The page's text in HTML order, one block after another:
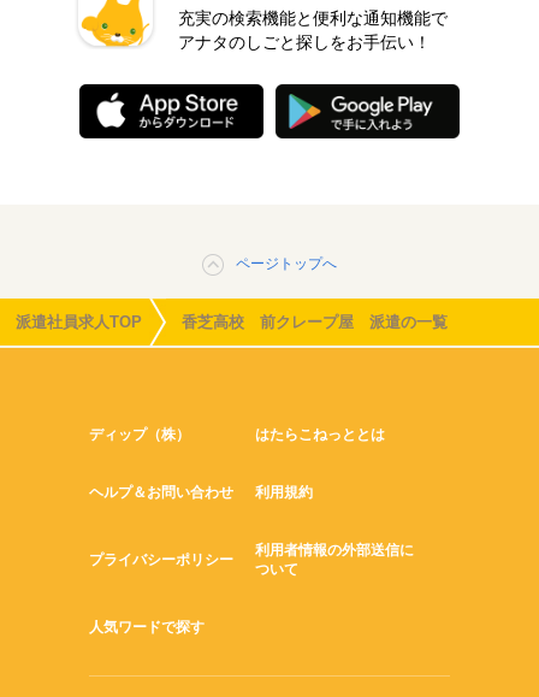
充実の検索機能と便利な通知機能で
アナタのしごと探しをお手伝い！
ページトップへ
派遣社員求人TOP 香芝高校 前クレープ屋 派遣の一覧
ディップ（株） はたらこねっととは
ヘルプ＆お問い合わせ 利用規約
プライバシーポリシー
利用者情報の外部送信に
ついて
人気ワードで探す